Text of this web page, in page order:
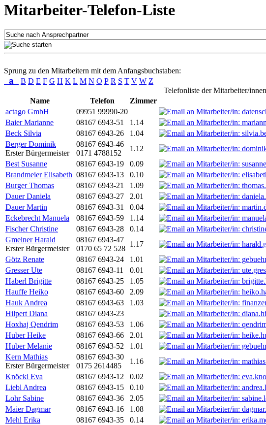
Mitarbeiter-Telefon-Liste
Sprung zu den Mitarbeitern mit dem Anfangsbuchstaben:
a B D E F G H K L M N O P R S T V W Z
Telefonliste der Mitarbeiter/
Name
Telefon Zimmer
actago GmbH
09951 99990-20
Baier Marianne
08167 6943-51 1.14
Beck Silvia
08167 6943-26 1.04
Berger Dominik
Erster Bürgermeister
08167 6943-46
0171 4788152
1.12
Best Susanne
08167 6943-19 0.09
Brandmeier Elisabeth 08167 6943-13 0.10
Burger Thomas
08167 6943-21 1.09
Dauer Daniela
08167 6943-27 2.01
Dauer Martin
08167 6943-31 0.04
Eckebrecht Manuela
08167 6943-59 1.14
Fischer Christine
08167 6943-28 0.14
Gmeiner Harald
Erster Bürgermeister
08167 6943-47
0170 65 72 528
1.17
Götz Renate
08167 6943-24 1.01
Gresser Ute
08167 6943-11 0.01
Haberl Brigitte
08167 6943-25 1.05
Hauffe Heiko
08167 6943-60 2.09
Hauk Andrea
08167 6943-63 1.03
Hilpert Diana
08167 6943-23
Hoxhaj Qendrim
08167 6943-53 1.06
Huber Heike
08167 6943-66 2.01
Huber Melanie
08167 6943-52 1.01
Kern Mathias
Erster Bürgermeister
08167 6943-30
0175 2614485
1.16
Knöckl Eva
08167 6943-12 0.02
Liebl Andrea
08167 6943-15 0.10
Lohr Sabine
08167 6943-36 2.05
Maier Dagmar
08167 6943-16 1.08
Mehl Erika
08167 6943-35 0.14